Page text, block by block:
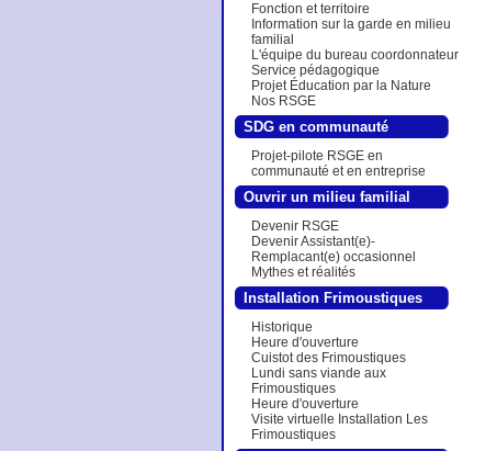
Fonction et territoire
Information sur la garde en milieu
familial
L'équipe du bureau coordonnateur
Service pédagogique
Projet Éducation par la Nature
Nos RSGE
SDG en communauté
Projet-pilote RSGE en
communauté et en entreprise
Ouvrir un milieu familial
reconnu
Devenir RSGE
Devenir Assistant(e)-
Remplacant(e) occasionnel
Mythes et réalités
Installation Frimoustiques
Historique
Heure d'ouverture
Cuistot des Frimoustiques
Lundi sans viande aux
Frimoustiques
Heure d'ouverture
Visite virtuelle Installation Les
Frimoustiques